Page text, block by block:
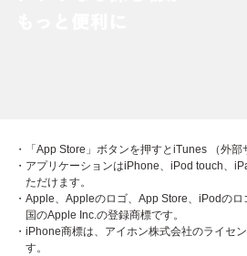
・「App Store」ボタンを押すとiTunes （外部
・アプリケーションはiPhone、iPod touch、
ただけます。
・Apple、Appleのロゴ、App Store、iPodの
国のApple Inc.の登録商標です。
・iPhone商標は、アイホン株式会社のライセ
す。